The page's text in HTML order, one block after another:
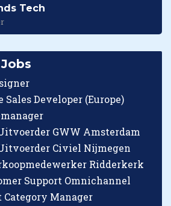
Tech
Sales Developer (Europe)
GWW Amsterdam
Civiel Nijmegen
Ridderkerk
Support Omnichannel
Category Manager